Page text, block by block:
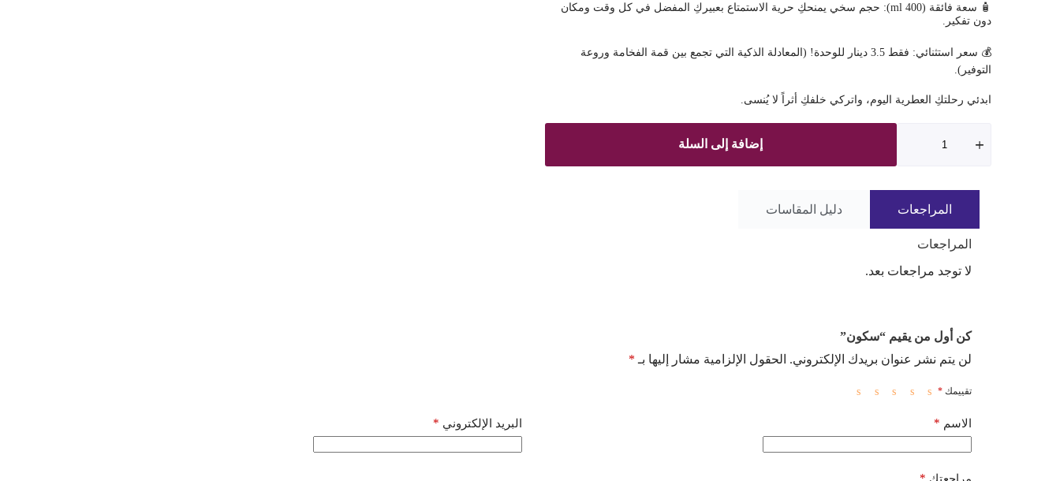
🧴 سعة فائقة (400 ml): حجم سخي يمنحكِ حرية الاستمتاع بعبيركِ المفضل في كل وقت ومكان
دون تفكير.
💰 سعر استثنائي: فقط 3.5 دينار للوحدة! (المعادلة الذكية التي تجمع بين قمة الفخامة وروعة
التوفير).
ابدئي رحلتكِ العطرية اليوم، واتركي خلفكِ أثراً لا يُنسى.
إضافة إلى السلة
المراجعات دليل المقاسات
المراجعات
لا توجد مراجعات بعد.
كن أول من يقيم “سكون”
لن يتم نشر عنوان بريدك الإلكتروني. الحقول الإلزامية مشار إليها بـ *
تقييمك *
الاسم * البريد الإلكتروني *
*